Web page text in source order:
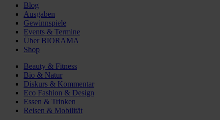
Blog
Ausgaben
Gewinnspiele
Events & Termine
Über BIORAMA
Shop
Beauty & Fitness
Bio & Natur
Diskurs & Kommentar
Eco Fashion & Design
Essen & Trinken
Reisen & Mobilität